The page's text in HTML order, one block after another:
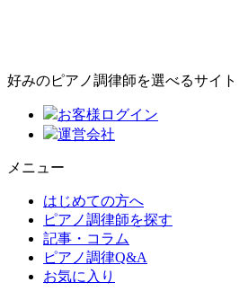
好みのピアノ調律師を選べるサイト
お客様ログイン
運営会社
メニュー
はじめての方へ
ピアノ調律師を探す
記事・コラム
ピアノ調律Q&A
お気に入り